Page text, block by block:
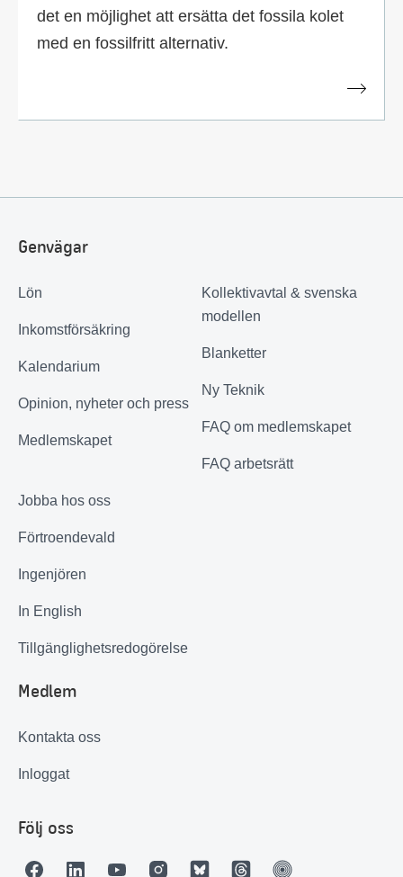
det en möjlighet att ersätta det fossila kolet
med en fossilfritt alternativ.
Genvägar
Lön
Inkomstförsäkring
Kalendarium
Opinion, nyheter och press
Medlemskapet
Kollektivavtal & svenska
modellen
Blanketter
Ny Teknik
FAQ om medlemskapet
FAQ arbetsrätt
Jobba hos oss
Förtroendevald
Ingenjören
In English
Tillgänglighetsredogörelse
Medlem
Kontakta oss
Inloggat
Följ oss